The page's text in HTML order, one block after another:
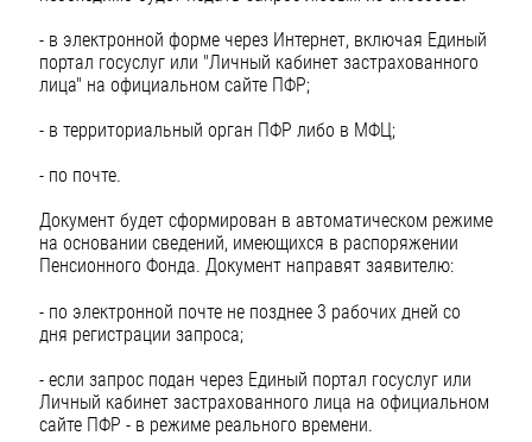
- в электронной форме через Интернет, включая Единый
портал госуслуг или "Личный кабинет застрахованного
лица" на официальном сайте ПФР;
- в территориальный орган ПФР либо в МФЦ;
- по почте.
Документ будет сформирован в автоматическом режиме
на основании сведений, имеющихся в распоряжении
Пенсионного Фонда. Документ направят заявителю:
- по электронной почте не позднее 3 рабочих дней со
дня регистрации запроса;
- если запрос подан через Единый портал госуслуг или
Личный кабинет застрахованного лица на официальном
сайте ПФР - в режиме реального времени.